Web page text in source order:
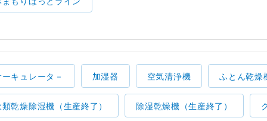
ーキュレータ－ 加湿器 空気清浄機 ふとん乾燥
類乾燥除湿機（生産終了） 除湿乾燥機（生産終了）